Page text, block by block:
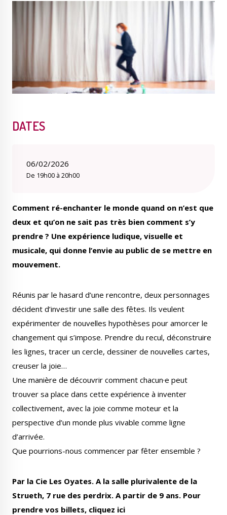
Enquêtes publiques
Conseil Municipal Transition écologique
Associations Agora
Comment ré-enchanter le monde quand on n’est que
deux et qu’on ne sait pas très bien comment s’y
prendre ? Une expérience ludique, visuelle et
musicale, qui donne l’envie au public de se mettre en
mouvement.
Réunis par le hasard d’une rencontre, deux personnages
décident d’investir une salle des fêtes. Ils veulent
expérimenter de nouvelles hypothèses pour amorcer le
changement qui s’impose. Prendre du recul, déconstruire
les lignes, tracer un cercle, dessiner de nouvelles cartes,
creuser la joie…
Une manière de découvrir comment chacun·e peut
trouver sa place dans cette expérience à inventer
collectivement, avec la joie comme moteur et la
perspective d’un monde plus vivable comme ligne
d’arrivée.
Que pourrions-nous commencer par fêter ensemble ?
Par la Cie Les Oyates. A la salle plurivalente de la
Strueth, 7 rue des perdrix. A partir de 9 ans. Pour
prendre vos billets, cliquez ici
DATES
06/02/2026
De 19h00 à 20h00